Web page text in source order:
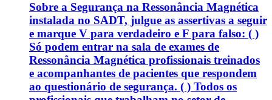
Sobre a Segurança na Ressonância Magnética
instalada no SADT, julgue as assertivas a seguir
e marque V para verdadeiro e F para falso: ( )
Só podem entrar na sala de exames de
Ressonância Magnética profissionais treinados
e acompanhantes de pacientes que respondem
ao questionário de segurança. ( ) Todos os